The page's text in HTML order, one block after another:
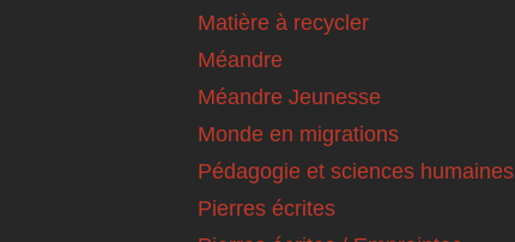
Matière à recycler
Méandre
Méandre Jeunesse
Monde en migrations
Pédagogie et sciences humaines
Pierres écrites